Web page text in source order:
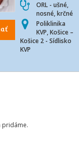
ORL - ušné,
nosné, krčné
Poliklinika
KVP, Košice –
Košice 2 - Sídlisko
KVP
pridáme.